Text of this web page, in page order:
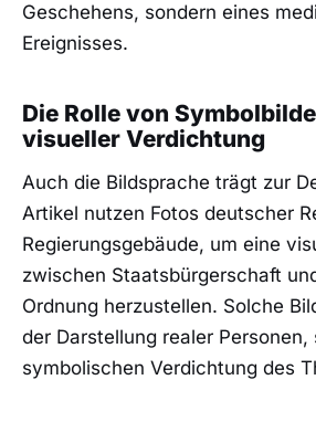
Geschehens, sondern eines
Ereignisses.
Die Rolle von
visueller Verdichtung
Auch die Bildsprache trägt zur
Artikel nutzen Fotos deutscher
Regierungsgebäude, um eine
zwischen Staatsbürgerschaft
Ordnung herzustellen. Solche
der Darstellung realer Personen,
symbolischen Verdichtung des